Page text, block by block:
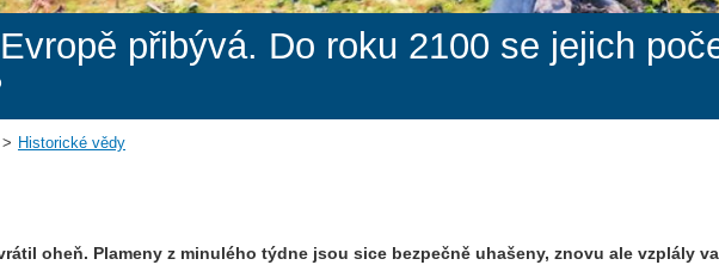
přibývá. Do roku 2100 se jejich
Historické vědy
oheň. Plameny z minulého týdne jsou sice bezpečně uhašeny, znovu ale vzplály